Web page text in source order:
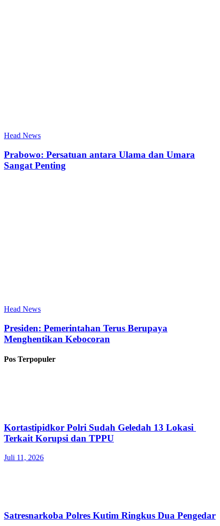
Head News
Prabowo: Persatuan antara Ulama dan Umara
Sangat Penting
Head News
Presiden: Pemerintahan Terus Berupaya
Menghentikan Kebocoran
Pos Terpopuler
Kortastipidkor Polri Sudah Geledah 13 Lokasi
Terkait Korupsi dan TPPU
Juli 11, 2026
Satresnarkoba Polres Kutim Ringkus Dua Pengedar